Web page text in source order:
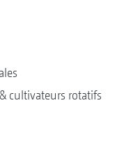
cultivateurs rotatifs